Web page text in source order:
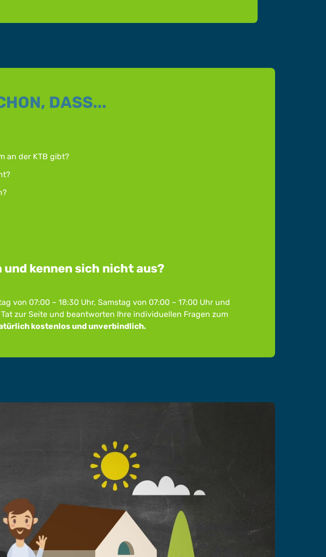
DASS...
an der KTB gibt?
kennen sich nicht aus?
von 07:00 – 18:30 Uhr, Samstag von 07:00 – 17:00 Uhr und
zur Seite und beantworten Ihre individuellen Fragen zum
kostenlos und unverbindlich.